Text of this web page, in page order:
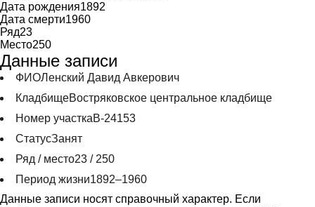
Дата рождения1892
Дата смерти1960
Ряд23
Место250
Данные записи
ФИОЛенский Давид Авкерович
КладбищеВостряковское центральное кладбище
Номер участкаВ-24153
СтатусЗанят
Ряд / место23 / 250
Период жизни1892–1960
Данные записи носят справочный характер. Если